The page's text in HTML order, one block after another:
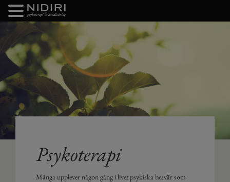
FORTSÄTT
INNEHÅLLET
Psykoterapi
Många upplever någon gång i livet psykiska besvär som